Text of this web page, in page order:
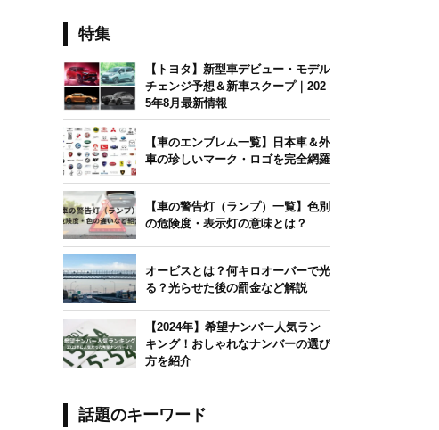
特集
【トヨタ】新型車デビュー・モデル
チェンジ予想＆新車スクープ｜202
5年8月最新情報
【車のエンブレム一覧】日本車＆外
車の珍しいマーク・ロゴを完全網羅
【車の警告灯（ランプ）一覧】色別
の危険度・表示灯の意味とは？
オービスとは？何キロオーバーで光
る？光らせた後の罰金など解説
【2024年】希望ナンバー人気ラン
キング！おしゃれなナンバーの選び
方を紹介
話題のキーワード